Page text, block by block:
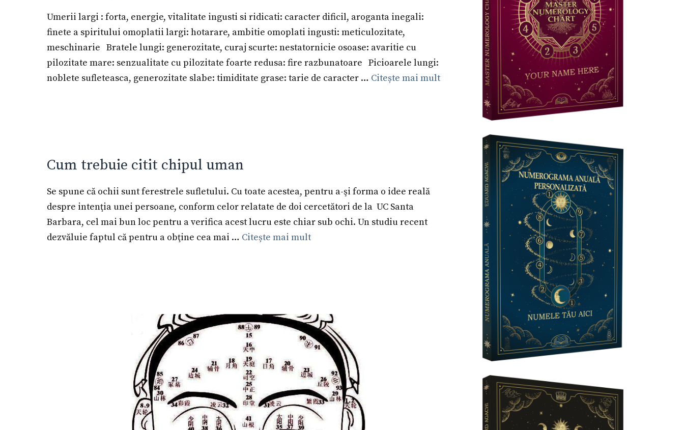
Umerii largi : forta, energie, vitalitate ingusti si ridicati: caracter dificil, aroganta inegali:
finete a spiritului omoplatii largi: hotarare, ambitie omoplati ingusti: meticulozitate,
meschinarie Bratele lungi: generozitate, curaj scurte: nestatornicie osoase: avaritie cu
pilozitate mare: senzualitate cu pilozitate foarte redusa: fire razbunatoare Picioarele lungi:
noblete sufleteasca, generozitate slabe: timiditate grase: tarie de caracter … Citește mai mult
Cum trebuie citit chipul uman
Se spune că ochii sunt ferestrele sufletului. Cu toate acestea, pentru a-şi forma o idee reală
despre intenţia unei persoane, conform celor relatate de doi cercetători de la UC Santa
Barbara, cel mai bun loc pentru a verifica acest lucru este chiar sub ochi. Un studiu recent
dezvăluie faptul că pentru a obţine cea mai … Citește mai mult